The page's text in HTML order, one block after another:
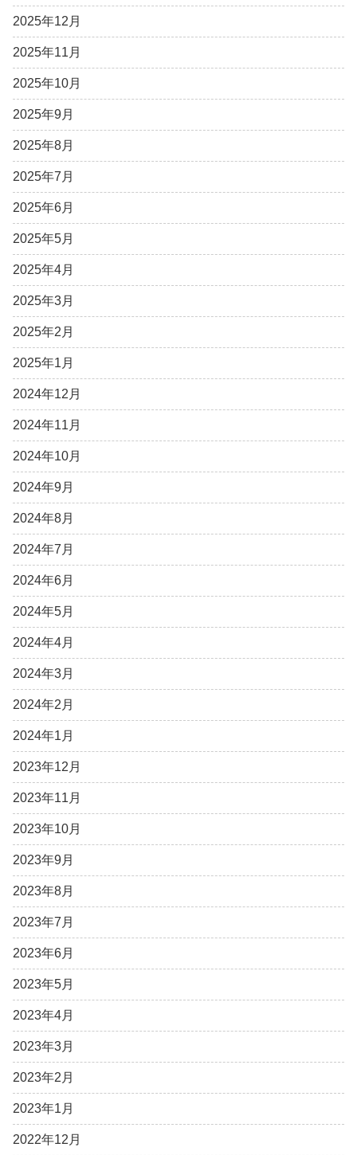
2025年12月
2025年11月
2025年10月
2025年9月
2025年8月
2025年7月
2025年6月
2025年5月
2025年4月
2025年3月
2025年2月
2025年1月
2024年12月
2024年11月
2024年10月
2024年9月
2024年8月
2024年7月
2024年6月
2024年5月
2024年4月
2024年3月
2024年2月
2024年1月
2023年12月
2023年11月
2023年10月
2023年9月
2023年8月
2023年7月
2023年6月
2023年5月
2023年4月
2023年3月
2023年2月
2023年1月
2022年12月